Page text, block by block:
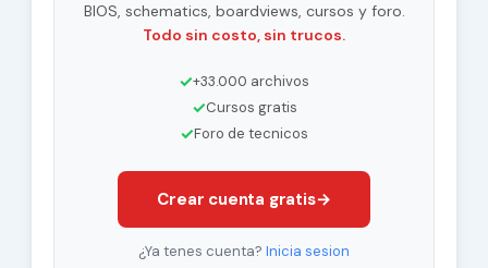
BIOS, schematics, boardviews, cursos y foro.
Todo sin costo, sin trucos.
✓+33.000 archivos
✓Cursos gratis
✓Foro de tecnicos
Crear cuenta gratis→
¿Ya tenes cuenta? Inicia sesion